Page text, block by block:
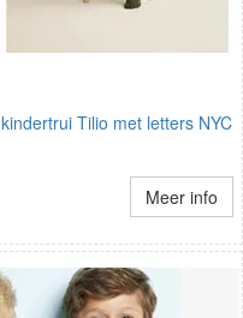
kindertrui Tilio met letters NYC
Meer info